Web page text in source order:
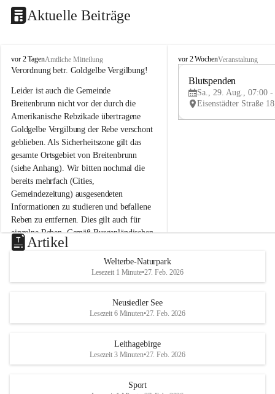
Aktuelle Beiträge
B
r
i
t
e
n
b
r
u
n
n
a
m
N
e
u
s
d
S
vor 2 TagenAmtliche Mitteilung
Verordnung betr. Goldgelbe Vergilbung!
Leider ist auch die Gemeinde
Breitenbrunn nicht vor der durch die
Amerikanische Rebzikade übertragene
Goldgelbe Vergilbung der Rebe verschont
geblieben. Als Sicherheitszone gilt das
gesamte Ortsgebiet von Breitenbrunn
(siehe Anhang). Wir bitten nochmal die
bereits mehrfach (Cities,
Gemeindezeitung) ausgesendeten
Informationen zu studieren und befallene
Reben zu entfernen. Dies gilt auch für
einzelne Reben. Gemäß Burgenländischen
Weinbaugesetz sind nicht gepflegte oder
unzulässige Weingärten zu roden! Bitte
helfen wir zusammen um unsere Winzer
vor den prognostizierten Ernteausfällen
und den daraus folgenden wirtschaftlichen
Maßnahmen zur Bekämpfung
Rebe und der Amerikanischen
B
e
u
e
d
r
S
vor 2 WochenVeranstaltung
Blutspenden
Sa., 29. Aug., 07:00 -
Artikel
Welterbe-Naturpark
Lesezeit 1 Minute•27. Feb. 2026
Neusiedler See
Lesezeit 6 Minuten•27. Feb. 2026
Leithagebirge
Lesezeit 3 Minuten•27. Feb. 2026
Sport